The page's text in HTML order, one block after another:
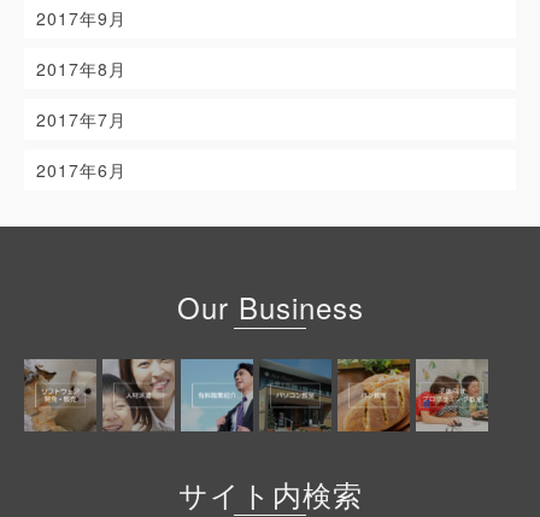
2017年9月
2017年8月
2017年7月
2017年6月
Our Business
サイト内検索